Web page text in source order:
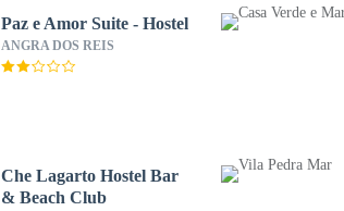
Paz e Amor Suite - Hostel
ANGRA DOS REIS
Che Lagarto Hostel Bar
& Beach Club